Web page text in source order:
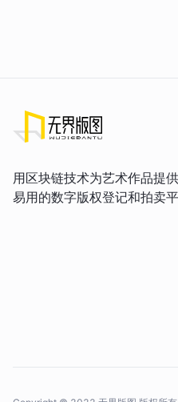
用区块链技术为艺术作品提
易用的数字版权登记和拍卖